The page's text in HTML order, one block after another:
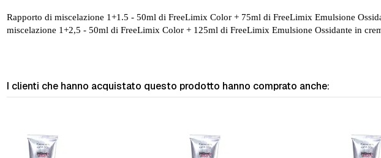
Rapporto di miscelazione 1+1.5 - 50ml di FreeLimix Color + 75ml di FreeLimix Emulsione
miscelazione 1+2,5 - 50ml di FreeLimix Color + 125ml di FreeLimix Emulsione Ossidante in
I clienti che hanno acquistato questo prodotto hanno comprato anche: